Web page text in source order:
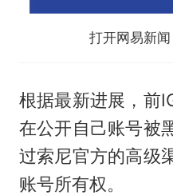
打开网易新
根据最新进展，前
在公开自己账号被
过索尼官方的高级
账号所有权。